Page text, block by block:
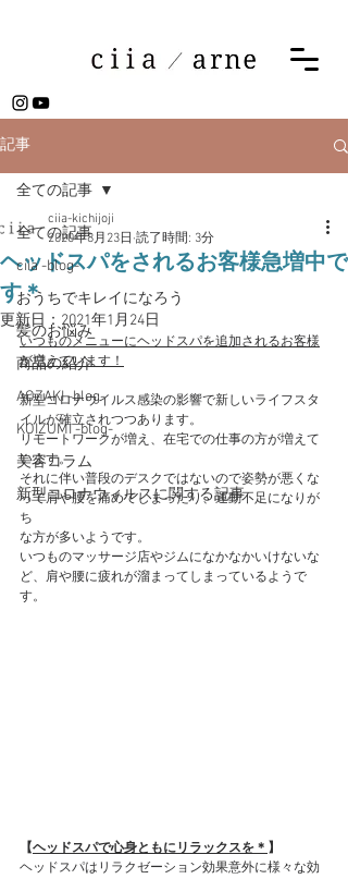
記事
全ての記事
ciia -blog-
おうちでキレイになろう
髪のお悩み
商品の紹介
AOZAKI -blog-
KOIZUMI -blog-
美容コラム
新型コロナウィルスに関する記事
全ての記事
ヘッドスパをされるお客様急増中で
す＊
ciia-kichijoji
2020年8月23日 読了時間: 3分
更新日： 2021年1月24日
いつものメニューにヘッドスパを追加されるお客様
が増えています！
新型コロナウイルス感染の影響で新しいライフスタ
イルが確立されつつあります。
リモートワークが増え、在宅での仕事の方が増えて
います。
それに伴い普段のデスクではないので姿勢が悪くな
って肩や腰を痛めてしまったり、運動不足になりが
ち
な方が多いようです。
いつものマッサージ店やジムになかなかいけないな
ど、肩や腰に疲れが溜まってしまっているようで
す。
【ヘッドスパで心身ともにリラックスを＊ 】
ヘッドスパはリラクゼーション効果意外に様々な効